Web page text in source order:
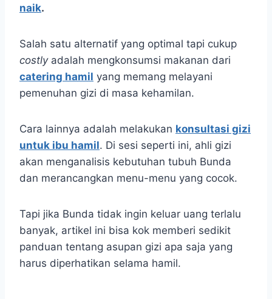
naik.
Salah satu alternatif yang optimal tapi cukup
costlyadalah mengkonsumsi makanan dari
catering hamil yang memang melayani
pemenuhan gizi di masa kehamilan.
Cara lainnya adalah melakukan konsultasi gizi
untuk ibu hamil. Di sesi seperti ini, ahli gizi
akan menganalisis kebutuhan tubuh Bunda
dan merancangkan menu-menu yang cocok.
Tapi jika Bunda tidak ingin keluar uang terlalu
banyak, artikel ini bisa kok memberi sedikit
panduan tentang asupan gizi apa saja yang
harus diperhatikan selama hamil.